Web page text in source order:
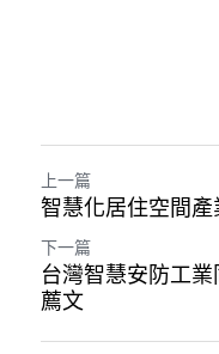
上一篇
智慧化居住空間
下一篇
台灣智慧安防工
薦文